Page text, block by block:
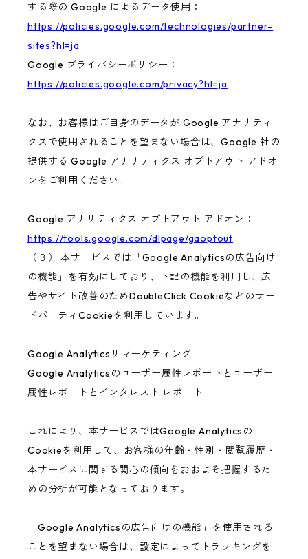
する際の Google によるデータ使用：
https://policies.google.com/technologies/partner-
sites?hl=ja
Google プライバシーポリシー：
https://policies.google.com/privacy?hl=ja
なお、お客様はご自身のデータが Google アナリティ
クスで使用されることを望まない場合は、Google 社の
提供する Google アナリティクス オプトアウト アドオ
ンをご利用ください。
Google アナリティクス オプトアウト アドオン：
https://tools.google.com/dlpage/gaoptout
（３） 本サービスでは「Google Analyticsの広告向け
の機能」を有効にしており、下記の機能を利用し、広
告やサイト改善のためDoubleClick Cookieなどのサー
ドパーティCookieを利用しています。
Google Analyticsリマーケティング
Google Analyticsのユーザー属性レポートとユーザー
属性レポートとインタレスト レポート
これにより、本サービスではGoogle Analyticsの
Cookieを利用して、お客様の年齢・性別・閲覧履歴・
本サービスに関する関心の傾向をおおよそ把握するた
めの分析が可能となっております。
「Google Analyticsの広告向けの機能」を使用される
ことを望まない場合は、設定によってトラッキングを